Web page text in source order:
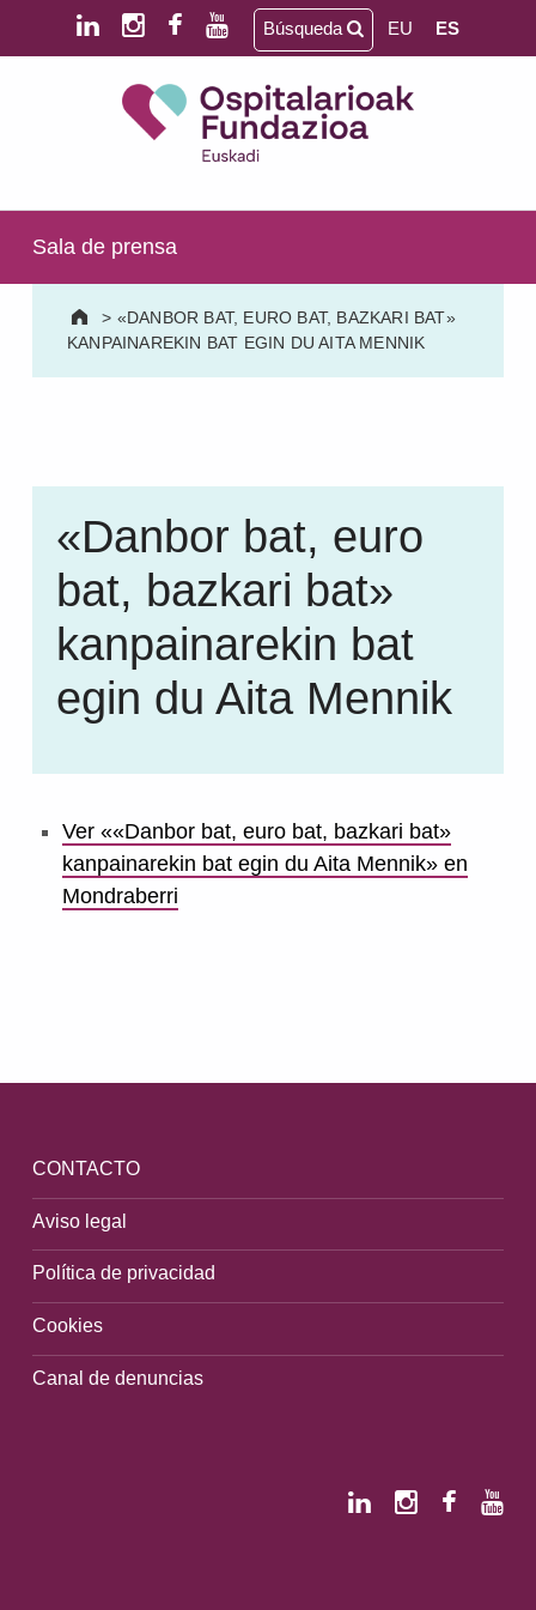
Saltar al contenido principal
Saltar al pie de página
SALUD MENTAL | DISCAPACIDAD INTELECTUAL | NEURORREHABILITACIÓN Y DAÑO CEREBRAL | PERSONA MAYOR
Búsqueda EU ES
Sala de prensa
> «DANBOR BAT, EURO BAT, BAZKARI BAT»
KANPAINAREKIN BAT EGIN DU AITA MENNIK
«Danbor bat, euro
bat, bazkari bat»
kanpainarekin bat
egin du Aita Mennik
Ver ««Danbor bat, euro bat, bazkari bat»
kanpainarekin bat egin du Aita Mennik» en
Mondraberri
CONTACTO
Aviso legal
Política de privacidad
Cookies
Canal de denuncias